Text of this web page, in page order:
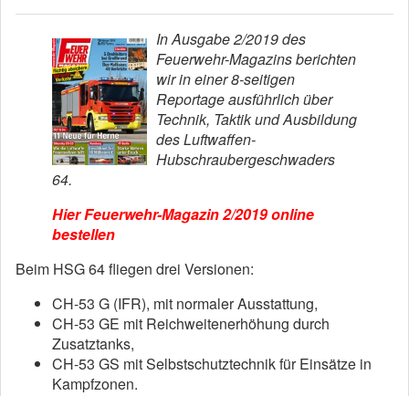
In Ausgabe 2/2019 des
Feuerwehr-Magazins berichten
wir in einer 8-seitigen
Reportage ausführlich über
Technik, Taktik und Ausbildung
des Luftwaffen-
Hubschraubergeschwaders
64.
Hier Feuerwehr-Magazin 2/2019 online
bestellen
Beim HSG 64 fliegen drei Versionen:
CH-53 G (IFR), mit normaler Ausstattung,
CH-53 GE mit Reichweitenerhöhung durch
Zusatztanks,
CH-53 GS mit Selbstschutztechnik für Einsätze in
Kampfzonen.